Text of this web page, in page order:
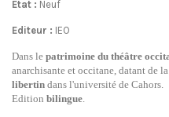
État : Neuf
Editeur : IEO
Dans le patrimoine du théâtre
anarchisante et occitane, datant de
libertin dans l'université de Cahors.
Edition bilingue.